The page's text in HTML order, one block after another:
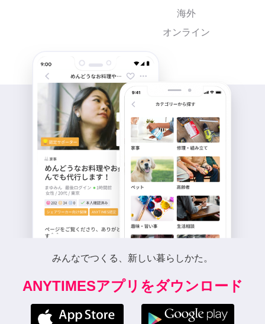
海外
オンライン
みんなでつくる、新しい暮らしかた。
ANYTIMESアプリをダウンロード